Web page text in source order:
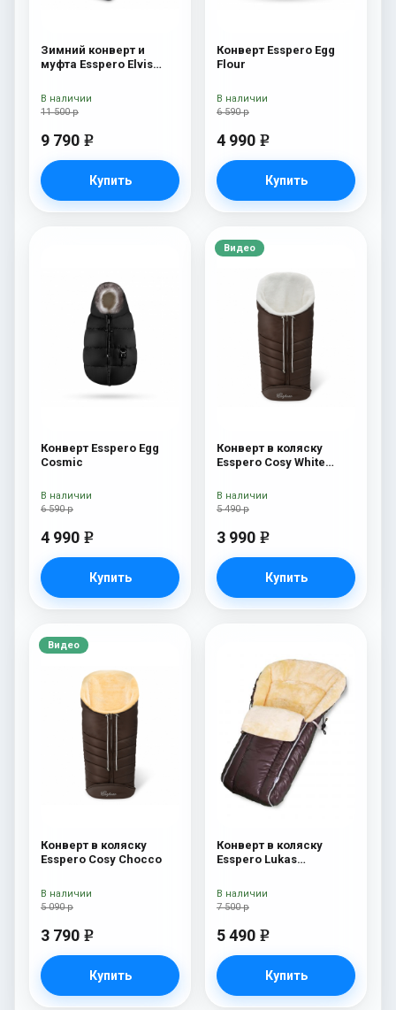
Зимний конверт и
муфта Esspero Elvis
11 500 р
9 790 e
Купить
В наличии
Конверт Esspero Egg
Flour
6 590 р
4 990 e
Купить
В наличии
Конверт Esspero Egg
Cosmic
6 590 р
4 990 e
Купить
В наличии
Видео
Конверт в коляску
Esspero Cosy White
5 490 р
3 990 e
Купить
В наличии
Видео
Конверт в коляску
Esspero Cosy Chocco
5 090 р
3 790 e
Купить
В наличии
Конверт в коляску
Esspero Lukas
шерсть) Chocolat
7 500 р
5 490 e
Купить
В наличии